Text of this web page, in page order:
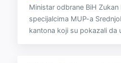
Ministar odbrane BiH
specijalcima MUP-a
kantona koji su pokazali da